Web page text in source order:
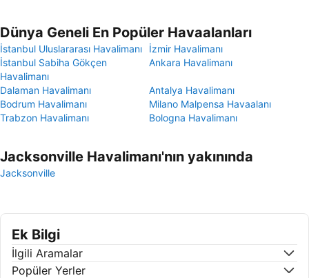
Dünya Geneli En Popüler Havaalanları
İstanbul Uluslararası Havalimanı
İzmir Havalimanı
İstanbul Sabiha Gökçen
Havalimanı
Ankara Havalimanı
Dalaman Havalimanı
Antalya Havalimanı
Bodrum Havalimanı
Milano Malpensa Havaalanı
Trabzon Havalimanı
Bologna Havalimanı
Jacksonville Havalimanı'nın yakınında
Jacksonville
Ek Bilgi
İlgili Aramalar
Popüler Yerler